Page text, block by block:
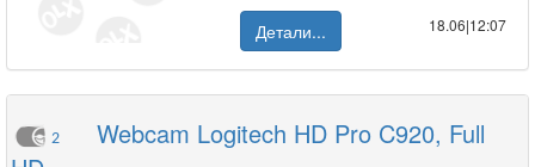
Детали...
18.06|12:07
2
Webcam Logitech HD Pro C920, Full